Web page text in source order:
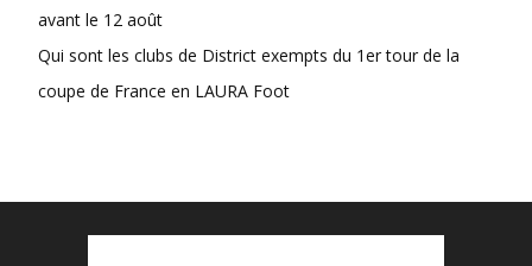
avant le 12 août
Qui sont les clubs de District exempts du 1er tour de la
coupe de France en LAURA Foot